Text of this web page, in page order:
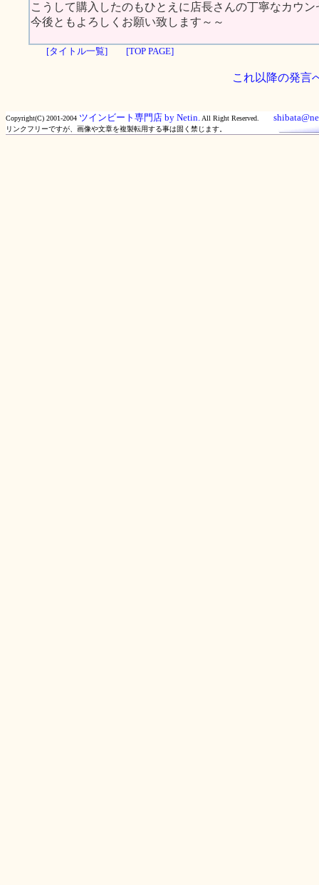
こうして購入したのもひとえに店長さんの丁寧なカウ
今後ともよろしくお願い致します～～
[タイトル一覧] [TOP PAGE]
これ以降の発言
Copyright(C) 2001-2004 ツインビート専門店 by Netin. All Right Reserved.
リンクフリーですが、画像や文章を複製転用する事は固く禁じます。